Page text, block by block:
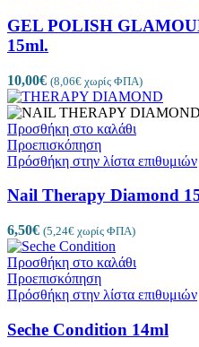
GEL POLISH
15ml.
10,00€ (8,06€ χωρίς ΦΠΑ)
Προσθήκη στο καλάθι
Προεπισκόπηση
Πρόσθήκη στην λίστα επιθυμιών
Nail Therapy Diamond
6,50€ (5,24€ χωρίς ΦΠΑ)
Προσθήκη στο καλάθι
Προεπισκόπηση
Πρόσθήκη στην λίστα επιθυμιών
Seche Condition 14ml